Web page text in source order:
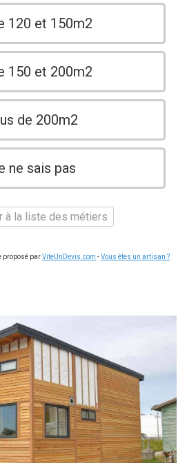
120 et 150m2
150 et 200m2
de 200m2
ne sais pas
à la liste des métiers
proposé parViteUnDevis.com -Vous êtes un artisan ?